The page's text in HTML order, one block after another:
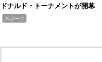
ドナルド・トーナメントが開幕
スポーツ